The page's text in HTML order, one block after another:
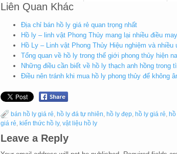
Liên Quan Khác
Địa chỉ bán hồ ly giá rẻ quan trọng nhất
Hồ ly – linh vật Phong Thủy mang lại nhiều điều
Hồ Ly – Linh vật Phong Thủy Hiệu nghiệm và nhiều
Tổng quan về hồ ly trong thế giới phong thủy hiện
Những điều cần biết về hồ ly thạch anh hồng trong
Điều nên tránh khi mua hồ ly phong thủy để không
bán hồ ly giá rẻ, hồ ly đá tự nhiên, hồ ly đẹp, hồ ly giá rẻ,
giá rẻ, kiến thức hồ ly, vật liệu hồ ly
Leave a Reply